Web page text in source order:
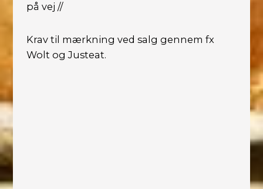
på vej //
Krav til mærkning ved salg gennem fx
Wolt og Justeat.